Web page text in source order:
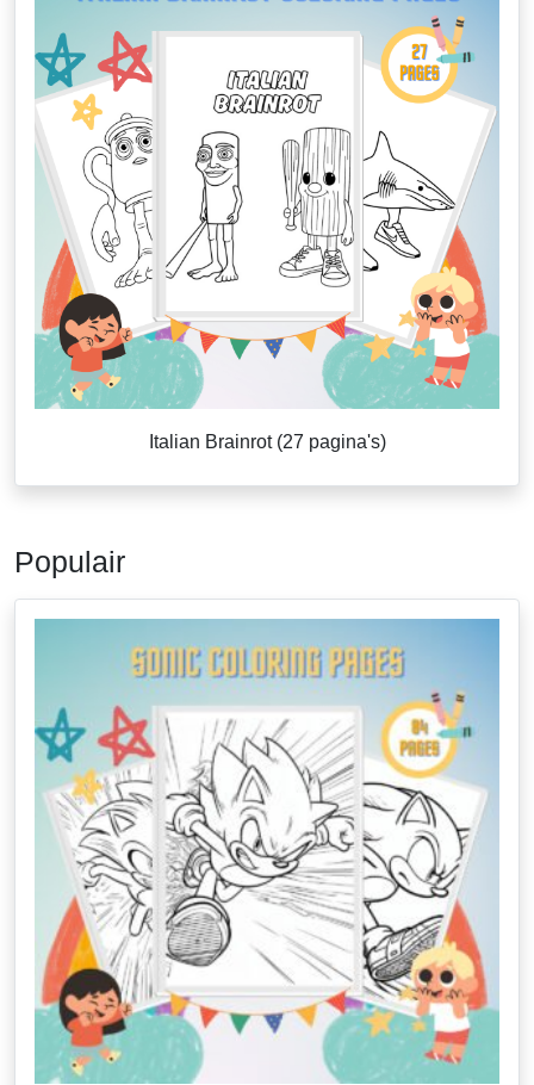
Italian Brainrot (27 pagina's)
Populair